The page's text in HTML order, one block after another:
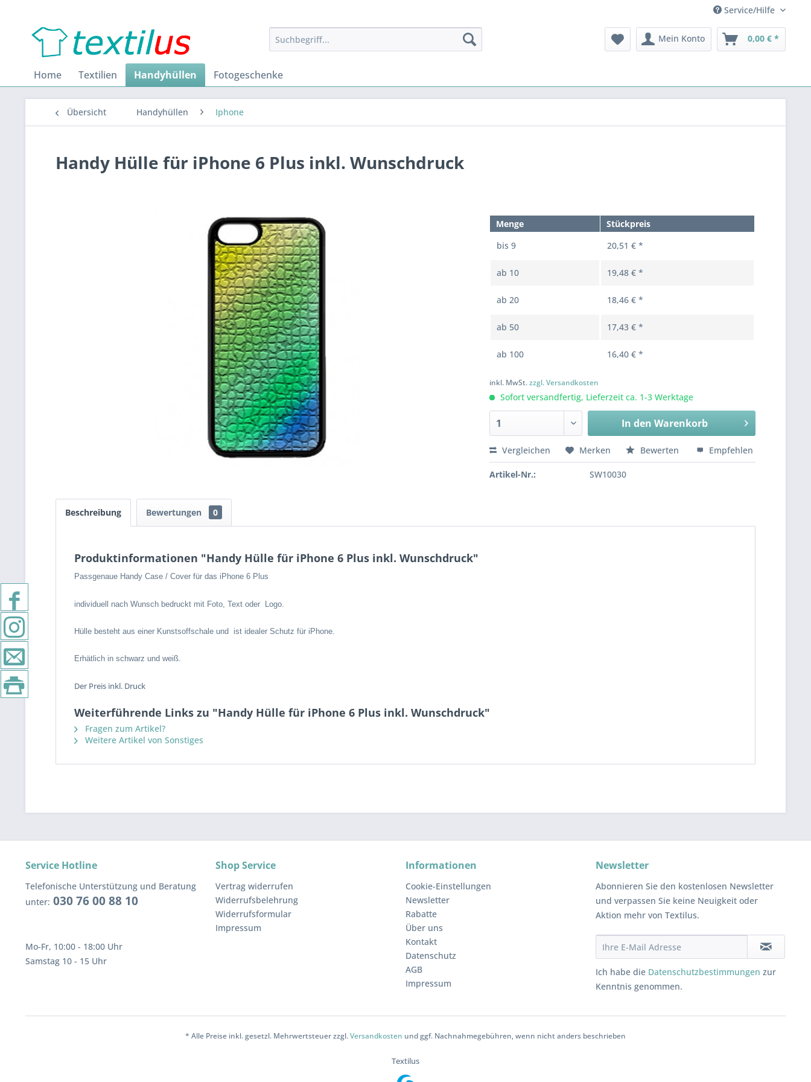
Service/Hilfe
Mein Konto 0,00 € *
Home Textilien Handyhüllen Fotogeschenke
Übersicht Handyhüllen Iphone
Handy Hülle für iPhone 6 Plus inkl. Wunschdruck
Menge
Stückpreis
bis9 20,51 € *
ab 10 19,48 € *
ab20 18,46 € *
ab 50 17,43 € *
ab 100 16,40 € *
inkl. MwSt.zzgl. Versandkosten
Sofort versandfertig, Lieferzeit ca. 1-3 Werktage
In den Warenkorb
Vergleichen Merken Bewerten Empfehlen
Artikel-Nr.: SW10030
Beschreibung Bewertungen 0
Produktinformationen "Handy Hülle für iPhone 6 Plus inkl. Wunschdruck"
Passgenaue Handy Case / Cover für das iPhone 6 Plus
individuell nach Wunsch bedruckt mit Foto, Text oder Logo.
Hülle besteht aus einer Kunstsoffschale und ist idealer Schutz für iPhone.
Erhätlich in schwarz und weiß.
Der Preis inkl. Druck
Weiterführende Links zu "Handy Hülle für iPhone 6 Plus inkl. Wunschdruck"
Fragen zum Artikel?
Weitere Artikel von Sonstiges
Service Hotline
Telefonische Unterstützung und Beratung
unter: 030 76 00 88 10
Mo-Fr, 10:00 - 18:00 Uhr
Samstag 10 - 15 Uhr
Shop Service
Vertrag widerrufen
Widerrufsbelehrung
Widerrufsformular
Impressum
Informationen
Cookie-Einstellungen
Newsletter
Rabatte
Über uns
Kontakt
Datenschutz
AGB
Impressum
Newsletter
Abonnieren Sie den kostenlosen Newsletter
und verpassen Sie keine Neuigkeit oder
Aktion mehr von Textilus.
Ich habe die Datenschutzbestimmungen zur
Kenntnis genommen.
* Alle Preise inkl. gesetzl. Mehrwertsteuer zzgl.Versandkosten und ggf. Nachnahmegebühren, wenn nicht anders beschrieben
Textilus